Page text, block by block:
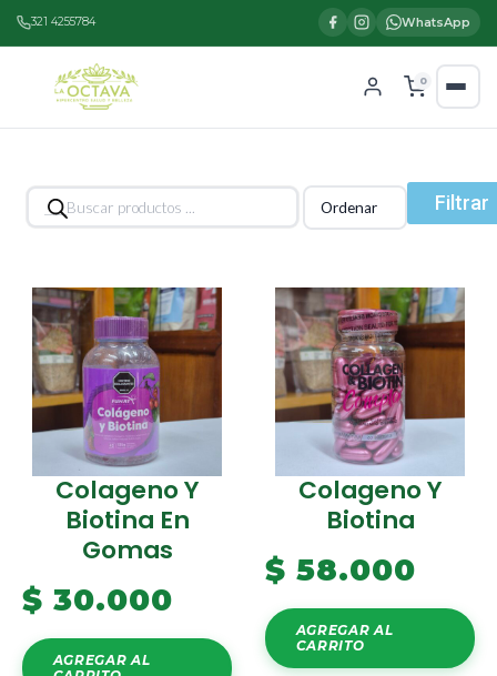
321 4255784 WhatsApp
0
Búsqueda
de
Filtrar
Colageno Y
Biotina En
Gomas
$ 30.000
AGREGAR AL
Colageno Y
Biotina
$ 58.000
AGREGAR AL
CARRITO